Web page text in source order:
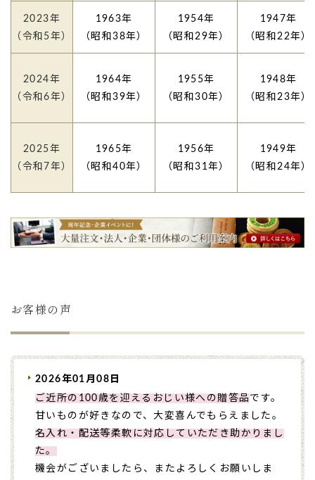
2023年
（令和5年）
1963年
（昭和38年）
1954年
（昭和29年）
1947年
（昭和22年）
2024年
（令和6年）
1964年
（昭和39年）
1955年
（昭和30年）
1948年
（昭和23年）
2025年
（令和7年）
1965年
（昭和40年）
1956年
（昭和31年）
1949年
（昭和24年）
お客様の声
2026年01月08日
ご近所の100歳を迎えるおじい様への贈答品 です。
甘いものが好きなので、大変喜んでもらえました。
名入れ・配送等柔軟に対応していただき助かりまし
た。
機会がございましたら、またよろしくお願いしま
TOP